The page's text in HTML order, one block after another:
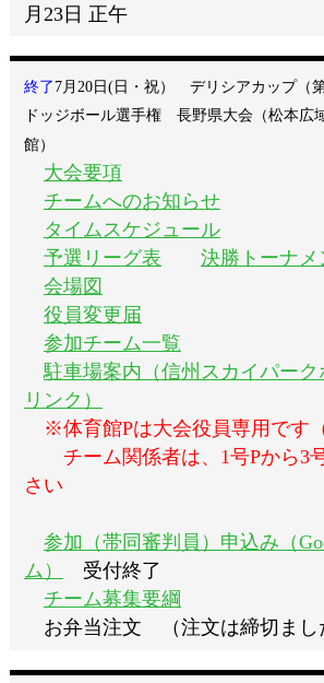
月23日 正午
終了7月20日(日・祝） デリシアカップ（
ドッジボール選手権 長野県大会（松本広
館）
大会要項
チームへのお知らせ
タイムスケジュール
予選リーグ表
決勝トーナメ
会場図
役員変更届
参加チーム一覧
駐車場案内（信州スカイパー
リンク）
※体育館Pは大会役員専用です
チーム関係者は、1号Pから3
さい
参加（帯同審判員）申込み（
ム）
受付終了
チーム募集要綱
お弁当注文 （注文は締切まし